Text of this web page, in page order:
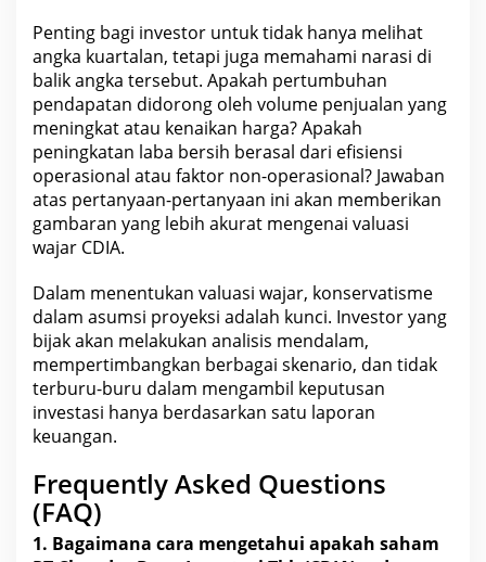
Penting bagi investor untuk tidak hanya melihat
angka kuartalan, tetapi juga memahami narasi di
balik angka tersebut. Apakah pertumbuhan
pendapatan didorong oleh volume penjualan yang
meningkat atau kenaikan harga? Apakah
peningkatan laba bersih berasal dari efisiensi
operasional atau faktor non-operasional? Jawaban
atas pertanyaan-pertanyaan ini akan memberikan
gambaran yang lebih akurat mengenai valuasi
wajar CDIA.
Dalam menentukan valuasi wajar, konservatisme
dalam asumsi proyeksi adalah kunci. Investor yang
bijak akan melakukan analisis mendalam,
mempertimbangkan berbagai skenario, dan tidak
terburu-buru dalam mengambil keputusan
investasi hanya berdasarkan satu laporan
keuangan.
Frequently Asked Questions
(FAQ)
1. Bagaimana cara mengetahui apakah saham